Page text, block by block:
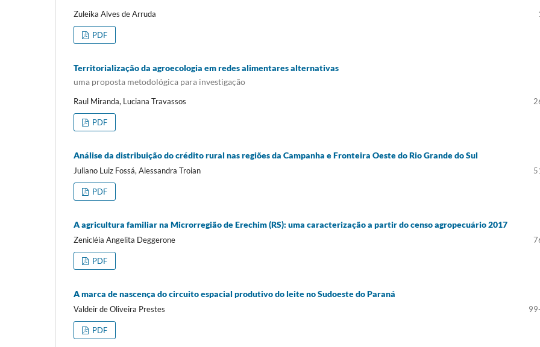
Zuleika Alves de Arruda
PDF
Territorialização da agroecologia em redes alimentares alternativas
uma proposta metodológica para investigação
Raul Miranda, Luciana Travassos
PDF
Análise da distribuição do crédito rural nas regiões da Campanha e Fronteira Oeste do Rio Grande do Sul
Juliano Luiz Fossá, Alessandra Troian
PDF
A agricultura familiar na Microrregião de Erechim (RS): uma caracterização a partir do censo agropecuário 2017
Zenicléia Angelita Deggerone
PDF
A marca de nascença do circuito espacial produtivo do leite no Sudoeste do Paraná
Valdeir de Oliveira Prestes
PDF